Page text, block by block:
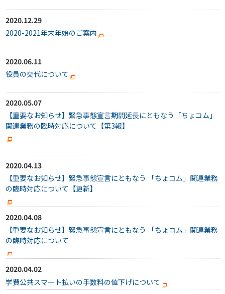
2020.12.29
2020-2021年末年始のご案内
2020.06.11
役員の交代について
2020.05.07
【重要なお知らせ】緊急事態宣言期間延長にともなう「ちょコム」
関連業務の臨時対応について【第3報】
2020.04.13
【重要なお知らせ】緊急事態宣言にともなう 「ちょコム」関連業務
の臨時対応について【更新】
2020.04.08
【重要なお知らせ】緊急事態宣言にともなう 「ちょコム」関連業務
の臨時対応について
2020.04.02
学費公共スマート払いの手数料の値下げについて